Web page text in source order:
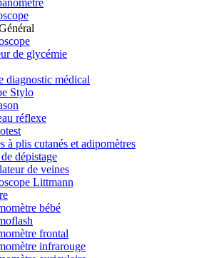
de glycémie
diagnostic médical
Stylo
réflexe
à plis cutanés et adipomètres
dépistage
de veines
Littmann
bébé
frontal
infrarouge